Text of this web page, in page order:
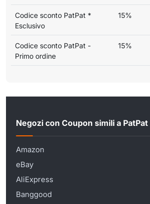
Codice sconto PatPat *
Esclusivo
15%
Codice sconto PatPat -
Primo ordine
15%
Negozi con Coupon simili a PatPat
Amazon
eBay
AliExpress
Banggood